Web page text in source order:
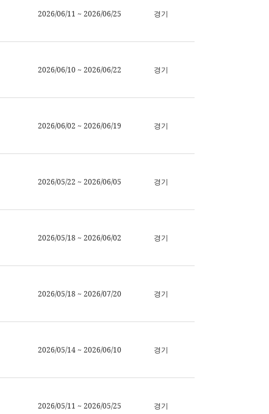
2026/06/11 ~ 2026/06/25 경기
2026/06/10 ~ 2026/06/22 경기
2026/06/02 ~ 2026/06/19 경기
2026/05/22 ~ 2026/06/05 경기
2026/05/18 ~ 2026/06/02 경기
2026/05/18 ~ 2026/07/20 경기
2026/05/14 ~ 2026/06/10 경기
2026/05/11 ~ 2026/05/25 경기